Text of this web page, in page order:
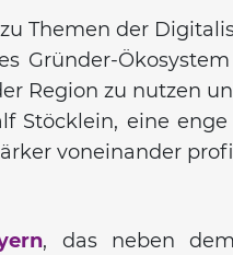
Themen der
Gründer-
Region zu nutzen
eine
voneinander
, das neben